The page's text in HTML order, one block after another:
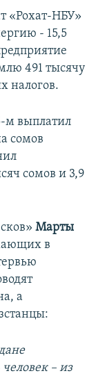
«Рохат-НБУ»
- 15,5
491 тысячу
налогов.
м выплатил
сомов
сомов и 3,9
Марты
в
а
– из